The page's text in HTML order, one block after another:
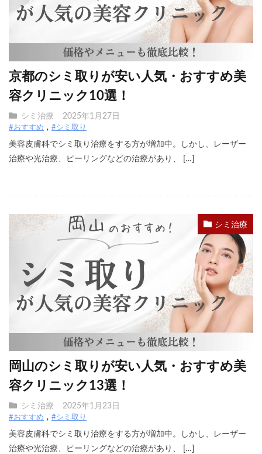
京都のシミ取りが安い人気・おすすめ美
容クリニック10選！
シミ治療 2025年1月27日
#おすすめ #シミ取り
美容皮膚科でシミ取り治療をする方が増加中。しかし、レーザー
治療や光治療、ピーリングなどの治療があり、 […]
シミ治療
岡山のシミ取りが安い人気・おすすめ美
容クリニック13選！
シミ治療 2025年1月23日
#おすすめ #シミ取り
美容皮膚科でシミ取り治療をする方が増加中。しかし、レーザー
治療や光治療、ピーリングなどの治療があり、 […]